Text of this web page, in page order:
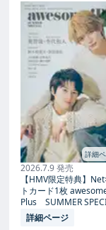
詳細
2026.7.9 発売
【HMV限定特典】
トカード1枚
Plus SUMMER
詳細ページ